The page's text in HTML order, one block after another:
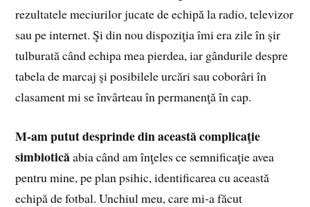
rezultatele meciurilor jucate de echipă la radio, televizor
sau pe internet. Şi din nou dispoziţia îmi era zile în şir
tulburată când echipa mea pierdea, iar gândurile despre
tabela de marcaj şi posibilele urcări sau coborâri în
clasament mi se învârteau în permanenţă în cap.
M‑am putut desprinde din această complicaţie
simbioticăabia când am înţeles ce semnificaţie avea
pentru mine, pe plan psihic, identificarea cu această
echipă de fotbal. Unchiul meu, care mi‑a făcut